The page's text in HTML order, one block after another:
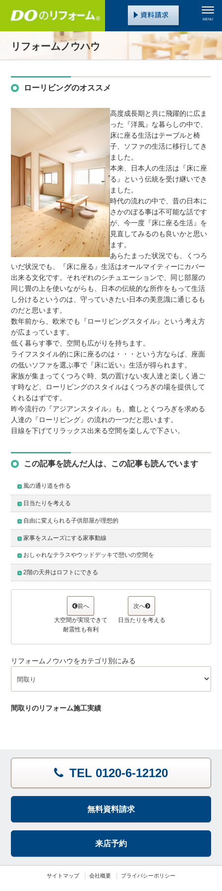
MENU
リフォームノウハウ
ローリビングのオススメ
高度成長期と共に飛躍的に広ま
った『洋風』な暮らしの中で、
床に座る生活はテーブルと椅
子、ソファの生活に移行してき
ました。
本来、日本人の生活は『床に座
る』という伝統を受け継いでき
ました。
時代の流れの中で、昔の日本に
さかのぼる事は不可能な話です
が、今一度『床に座る生活』を
見直してみるのも良いかと思い
ます。
あらたまった状況でも、くつろ
いだ状況でも、『床に座る』生活はオールマイティーにカバー
出来る文化です。それぞれのシチュエーションで、同じ部屋の
同じ畳の上を使いながらも、日本の伝統的な所作をもって生活
し分けるというのは、守っていきたい日本の美意識に通じるも
のだと思います。
数年前から、欧米でも『ローリビングスタイル』という考え方
が広まっています。
低く暮らす事で、空間も広がりを持ちます。
ライフスタイル的に床に座るのは・・・という方ならば、座面
の低いソファを選ぶ事で『床に近い』生活が得られます。
家族が集まってくつろぐ時、気の置けない友人達と楽しく過ご
す時など、ローリビングのスタイルはくつろぎの場を提供して
くれるはずです。
昨今流行の『アジアンスタイル』も、癒しとくつろぎを求める
人達の『ローリビング』の流れの一つだと思います。
目線を下げてリラックス出来る空間を楽しんで下さい。
この記事を読んだ人は、この記事も読んでいます
風の通り道を作る
日当たりを考える
自由に変えられる子供部屋が理想的
家事をスムーズにする家事動線
おしゃれなテラスやウッドデッキで憩いの空間を
2階の天井はロフトにできる
前へ
大空間が実現できて
耐震性も有利
次へ
日当たりを考える
リフォームノウハウをカテゴリ別にみる
間取りのリフォーム施工実績
TEL 0120-6-12120
無料資料請求
来店予約
サイトマップ 会社概要 プライバシーポリシー